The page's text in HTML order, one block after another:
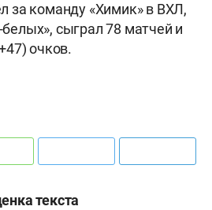
за команду «Химик» в ВХЛ,
сыграл 78 матчей и
очков.
текста